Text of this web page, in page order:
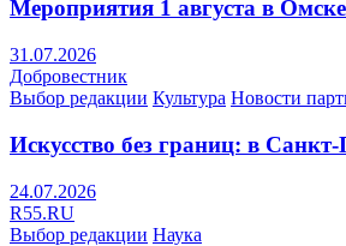
Мероприятия 1 августа в
31.07.2026
Добровестник
Выбор редакции Культура Новости
Искусство без границ: в
24.07.2026
R55.RU
Выбор редакции Наука